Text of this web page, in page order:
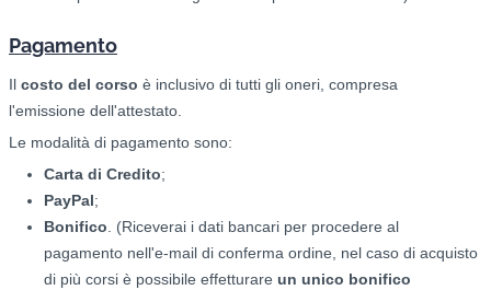
Pagamento
Il costo del corso è inclusivo di tutti gli oneri, compresa
l'emissione dell'attestato.
Le modalità di pagamento sono:
Carta di Credito;
PayPal;
Bonifico. (Riceverai i dati bancari per procedere al
pagamento nell'e-mail di conferma ordine, nel caso di acquisto
di più corsi è possibile effetturare un unico bonifico